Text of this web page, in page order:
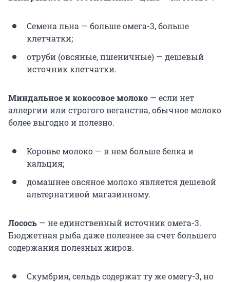
Семена льна — больше омега-3, больше
клетчатки;
отруби (овсяные, пшеничные) — дешевый
источник клетчатки.
Миндальное и кокосовое молоко — если нет
аллергии или строгого веганства, обычное молоко
более выгодно и полезно.
Коровье молоко — в нем больше белка и
кальция;
домашнее овсяное молоко является дешевой
альтернативой магазинному.
Лосось — не единственный источник омега-3.
Бюджетная рыба даже полезнее за счет большего
содержания полезных жиров.
Скумбрия, сельдь содержат ту же омегу-3, но